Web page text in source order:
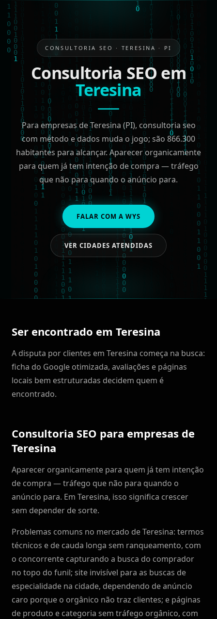
CONSULTORIA SEO · TERESINA · PI
Consultoria SEO em
Teresina
Para empresas de Teresina (PI), consultoria seo
com método e dados muda o jogo; são 866.300
habitantes para alcançar. Aparecer organicamente
para quem já tem intenção de compra — tráfego
que não para quando o anúncio para.
FALAR COM A WYS
VER CIDADES ATENDIDAS
Ser encontrado em Teresina
A disputa por clientes em Teresina começa na busca:
ficha do Google otimizada, avaliações e páginas
locais bem estruturadas decidem quem é
encontrado.
Consultoria SEO para empresas de
Teresina
Aparecer organicamente para quem já tem intenção
de compra — tráfego que não para quando o
anúncio para. Em Teresina, isso significa crescer
sem depender de sorte.
Problemas comuns no mercado de Teresina: termos
técnicos e de cauda longa sem ranqueamento, com
o concorrente capturando a busca do comprador
no topo do funil; site invisível para as buscas de
especialidade na cidade, dependendo de anúncio
caro porque o orgânico não traz clientes; e páginas
de produto e categoria sem tráfego orgânico, com